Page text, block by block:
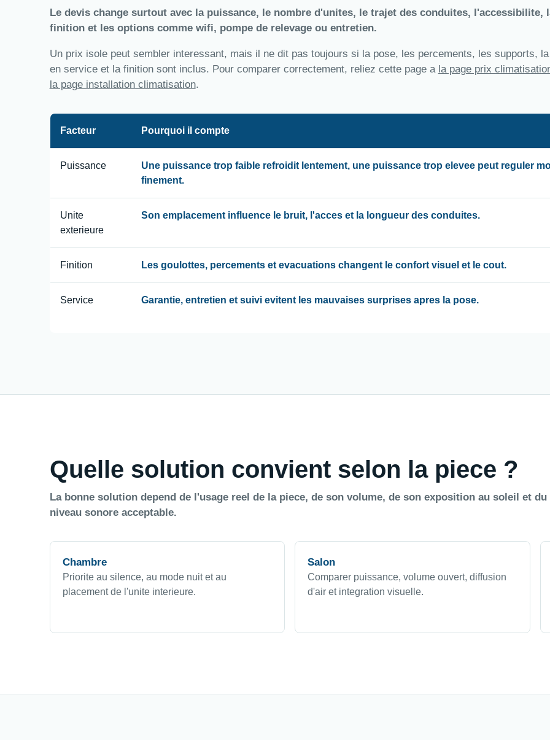
Le devis change surtout avec la puissance, le nombre d'unites, le trajet des conduites, l'accessibilite,
finition et les options comme wifi, pompe de relevage ou entretien.
Un prix isole peut sembler interessant, mais il ne dit pas toujours si la pose, les percements, les supports,
en service et la finition sont inclus. Pour comparer correctement, reliez cette page a la page prix
la page installation climatisation.
Facteur Pourquoi il compte
Puissance
Une puissance trop faible refroidit lentement, une puissance trop elevee peut reguler
finement.
Unite
exterieure
Son emplacement influence le bruit, l'acces et la longueur des conduites.
Finition Les goulottes, percements et evacuations changent le confort visuel et le cout.
Service Garantie, entretien et suivi evitent les mauvaises surprises apres la pose.
Quelle solution convient selon la piece ?
La bonne solution depend de l'usage reel de la piece, de son volume, de son exposition au soleil et du
niveau sonore acceptable.
Chambre
Priorite au silence, au mode nuit et au
placement de l'unite interieure.
Salon
Comparer puissance, volume ouvert, diffusion
d'air et integration visuelle.